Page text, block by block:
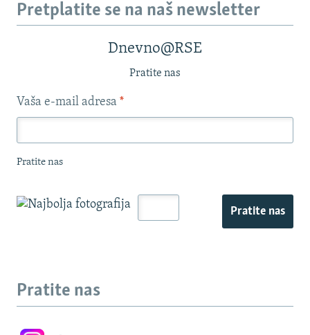
Pretplatite se na naš newsletter
Dnevno@RSE
Pratite nas
Vaša e-mail adresa *
Pratite nas
Pratite nas
Pratite nas